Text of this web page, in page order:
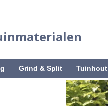
Grind & Split Tuinhout